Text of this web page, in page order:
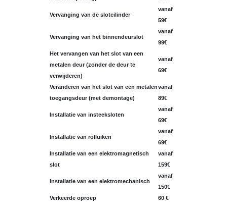
Vervanging van de slotcilinder
vanaf
59€
Vervanging van het binnendeurslot
vanaf
99€
Het vervangen van het slot van een
metalen deur (zonder de deur te
verwijderen)
vanaf
69€
Veranderen van het slot van een metalen
toegangsdeur (met demontage)
vanaf
89€
Installatie van insteeksloten
vanaf
69€
Installatie van rolluiken
vanaf
69€
Installatie van een elektromagnetisch
slot
vanaf
159€
Installatie van een elektromechanisch
vanaf
150€
Verkeerde oproep
60 €